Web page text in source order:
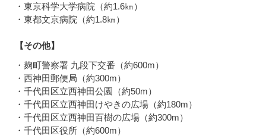
・東京科学大学病院（約1.6㎞）
・東都文京病院（約1.8㎞）
【その他】
・麹町警察署 九段下交番（約600m）
・西神田郵便局（約300m）
・千代田区立西神田公園（約50m）
・千代田区立西神田けやきの広場（約180m）
・千代田区立西神田百樹の広場（約300m）
・千代田区役所（約600m）